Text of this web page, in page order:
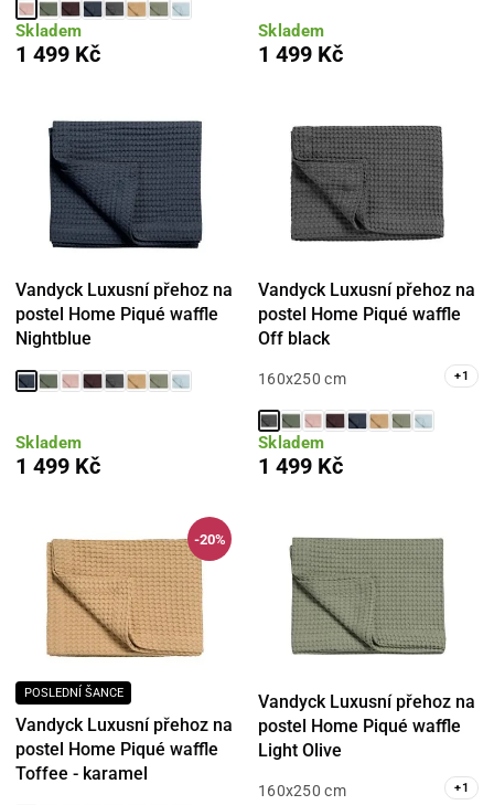
Skladem
1 499 Kč
Skladem
1 499 Kč
Vandyck Luxusní přehoz na
postel Home Piqué waffle
Nightblue
Skladem
1 499 Kč
Vandyck Luxusní přehoz na
postel Home Piqué waffle
Off black
160x250 cm +1
Skladem
1 499 Kč
-20%
POSLEDNÍ ŠANCE
Vandyck Luxusní přehoz na
postel Home Piqué waffle
Toffee - karamel
Vandyck Luxusní přehoz na
postel Home Piqué waffle
Light Olive
160x250 cm +1